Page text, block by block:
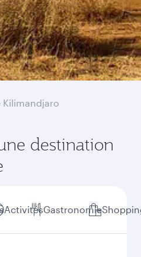
Kilimandjaro
destination
ActivitésGastronomie